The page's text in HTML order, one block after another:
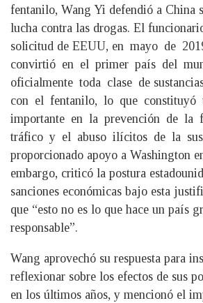
fentanilo, Wang Yi defendió a China
lucha contra las drogas. El
solicitud de EEUU, en mayo de
convirtió en el primer país del
oficialmente toda clase de
con el fentanilo, lo que constituyó
importante en la prevención de la
tráfico y el abuso ilícitos de la
proporcionado apoyo a Washington
embargo, criticó la postura
sanciones económicas bajo esta
que “esto no es lo que hace un país
responsable”.
Wang aprovechó su respuesta para
reflexionar sobre los efectos de sus
en los últimos años, y mencionó el